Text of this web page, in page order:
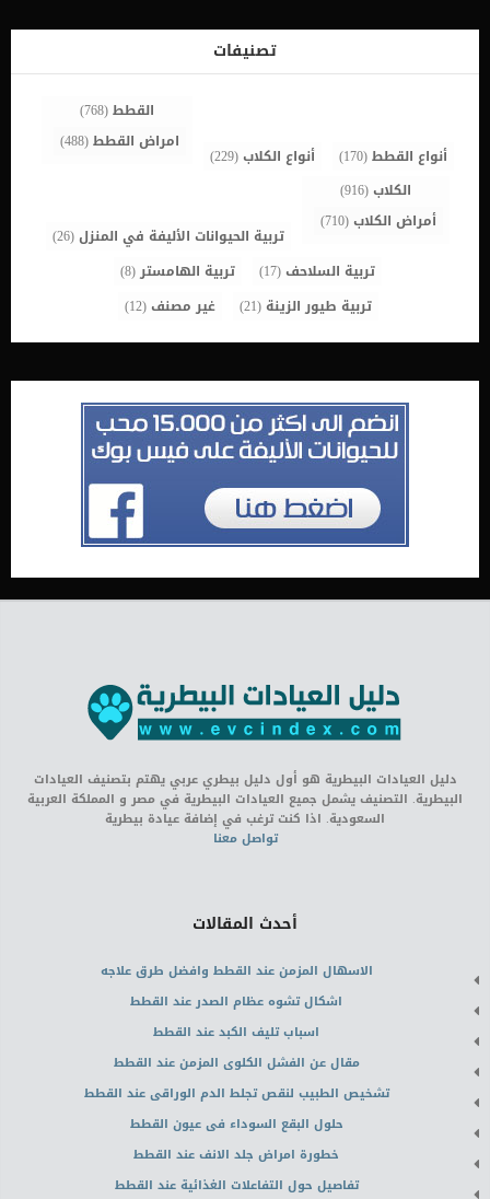
كان الخراج في إحدى أرجل القط. الاسباب الكامنة خلف خراج القطة الخراج
عبارة عن جيب أو مجموعة من القيح الذي يتكون تحت الجلد نتيجة للعدوى.
غالبا ما يكون السبب الكامن خلف هذه المشكلة من البداية […]
تصنيفات
أنواع القطط(170) أنواع الكلاب(229)
القطط(768)
امراض القطط(488)
الكلاب(916)
أمراض الكلاب(710)
تربية الحيوانات الأليفة في المنزل(26)
تربية السلاحف(17) تربية الهامستر(8)
تربية طيور الزينة (21) غير مصنف(12)
دليل العيادات البيطرية هو أول دليل بيطري عربي يهتم بتصنيف العيادات
البيطرية. التصنيف يشمل جميع العيادات البيطرية في مصر و المملكة العربية
السعودية. اذا كنت ترغب في إضافة عيادة بيطرية
تواصل معنا
أحدث المقالات
الاسهال المزمن عند القطط وافضل طرق علاجه
اشكال تشوه عظام الصدر عند القطط
اسباب تليف الكبد عند القطط
مقال عن الفشل الكلوى المزمن عند القطط
تشخيص الطبيب لنقص تجلط الدم الوراقى عند القطط
حلول البقع السوداء فى عيون القطط
خطورة امراض جلد الانف عند القطط
تفاصيل حول التفاعلات الغذائية عند القطط